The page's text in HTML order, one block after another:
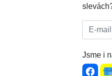
E-mail:
Jsme i